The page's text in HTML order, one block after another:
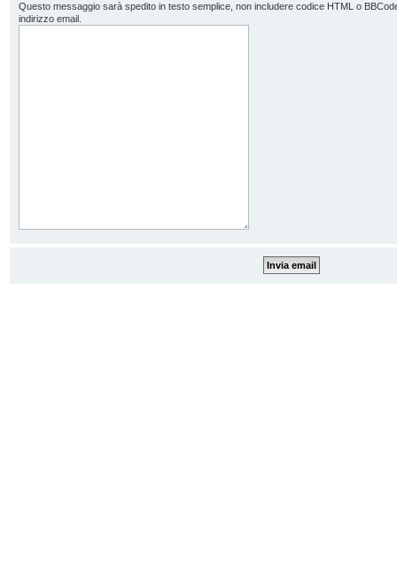
Questo messaggio sarà spedito in testo semplice, non includere codice HTML o
indirizzo email.